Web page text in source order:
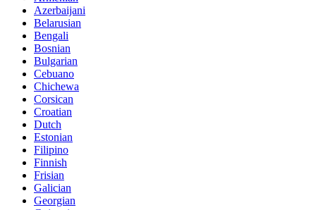
Azerbaijani
Belarusian
Bengali
Bosnian
Bulgarian
Cebuano
Chichewa
Corsican
Croatian
Dutch
Estonian
Filipino
Finnish
Frisian
Galician
Georgian